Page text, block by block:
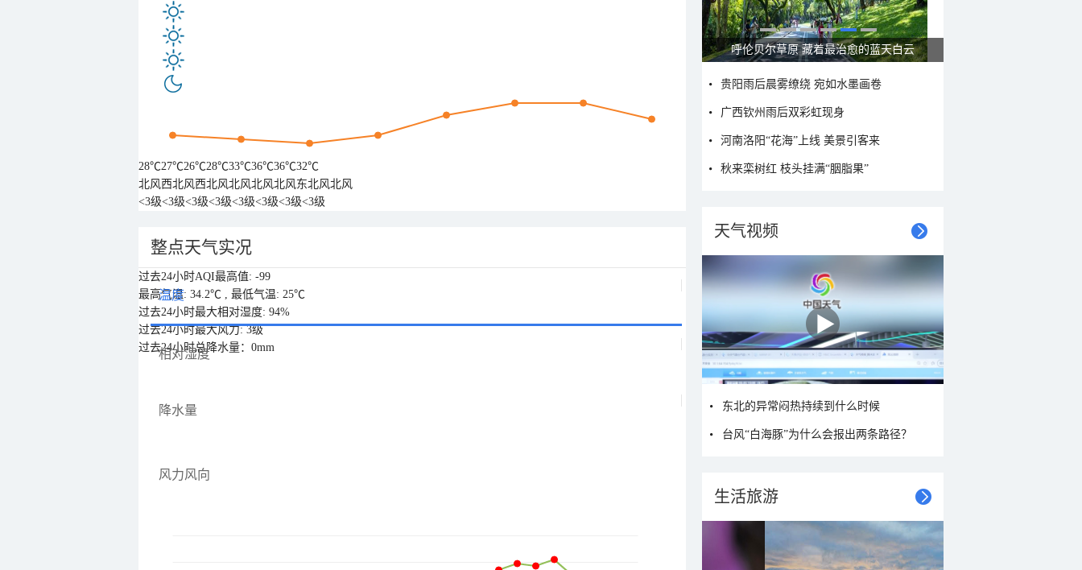
28℃27℃26℃28℃33℃36℃36℃32℃
北风西北风西北风北风北风北风东北风北风
<3级<3级<3级<3级<3级<3级<3级<3级
整点天气实况
温度
相对湿度
降水量
风力风向
过去24小时AQI最高值: -99
最高气温: 34.2℃ , 最低气温: 25℃
过去24小时最大相对湿度: 94%
过去24小时最大风力: 3级
过去24小时总降水量：0mm
一组图感受水中消暑快乐瞬间
贵阳雨后晨雾缭绕 宛如水墨画卷
广西钦州雨后双彩虹现身
河南洛阳“花海”上线 美景引客来
秋来栾树红 枝头挂满“胭脂果”
天气视频
东北的异常闷热持续到什么时候
台风“白海豚”为什么会报出两条路径？
生活旅游